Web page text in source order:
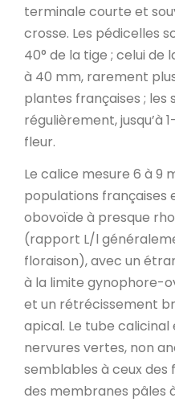
terminale courte et
crosse. Les pédicelles
40° de la tige ; celui
à 40 mm, rarement
plantes françaises ; les
régulièrement, jusqu’à
fleur.
Le calice mesure 6 à 9
populations
obovoïde à presque
(rapport L/l
floraison), avec un
à la limite gynophore-
et un rétrécissement
apical. Le tube
nervures vertes, non
semblables à ceux
des membranes pâles